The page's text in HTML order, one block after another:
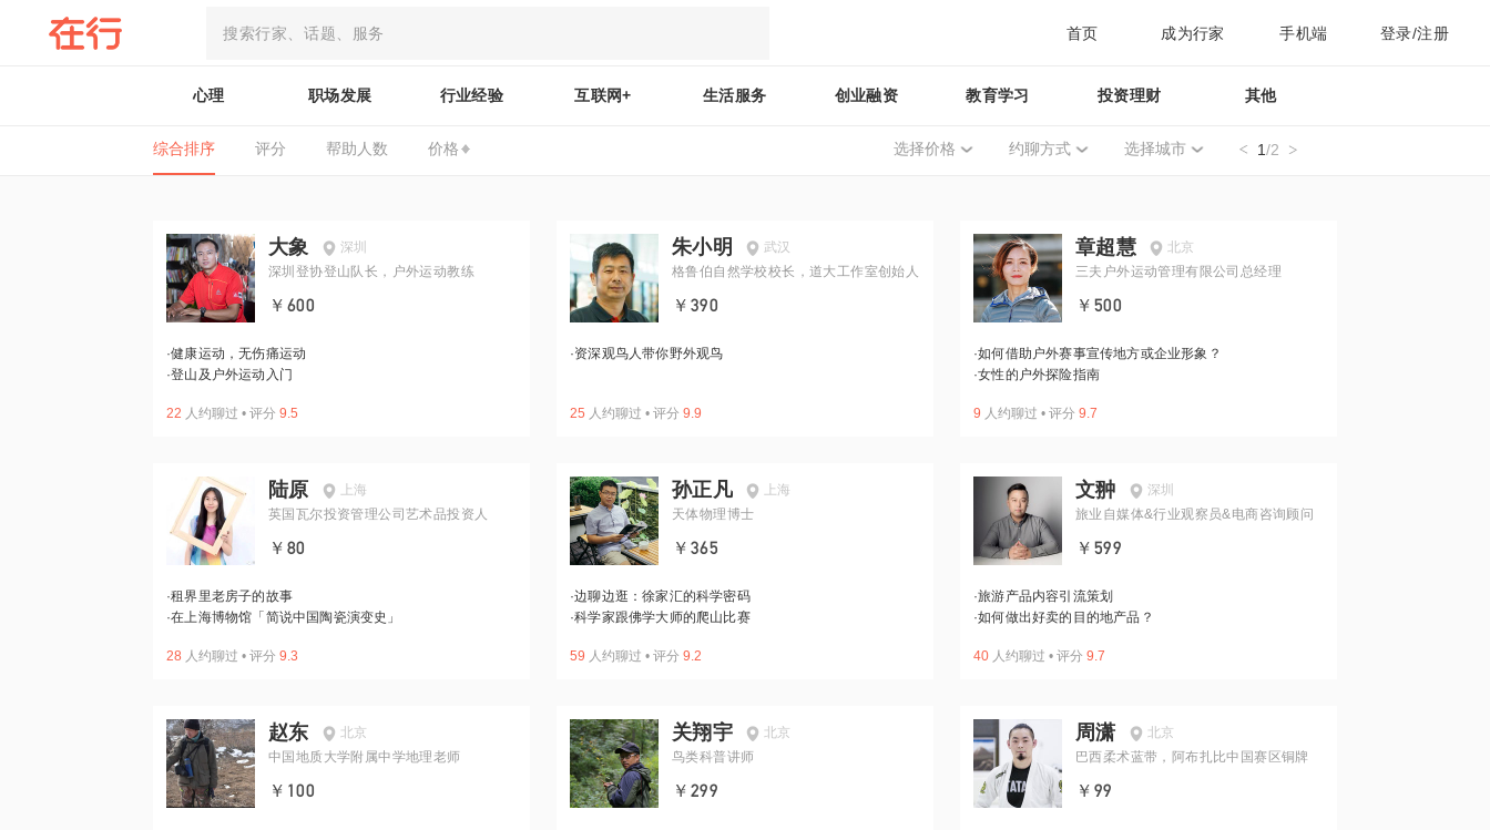
首页 成为行家 手机端 登录/注册
心理 职场发展 行业经验 互联网+ 生活服务 创业融资 教育学习 投资理财 其他
综合排序 评分 帮助人数 价格 选择价格 约聊方式 选择城市 1/2
大象
深圳
深圳登协登山队长，户外运动教练
￥600
·健康运动，无伤痛运动
·登山及户外运动入门
22 人约聊过 • 评分 9.5
朱小明
武汉
格鲁伯自然学校校长，道大工作室创始人
￥390
·资深观鸟人带你野外观鸟
25 人约聊过 • 评分 9.9
章超慧
北京
三夫户外运动管理有限公司总经理
￥500
·如何借助户外赛事宣传地方或企业形象？
·女性的户外探险指南
9 人约聊过 • 评分 9.7
陆原
上海
英国瓦尔投资管理公司艺术品投资人
￥80
·租界里老房子的故事
·在上海博物馆「简说中国陶瓷演变史」
28 人约聊过 • 评分 9.3
孙正凡
上海
天体物理博士
￥365
·边聊边逛：徐家汇的科学密码
·科学家跟佛学大师的爬山比赛
59 人约聊过 • 评分 9.2
文翀
深圳
旅业自媒体&行业观察员&电商咨询顾问
￥599
·旅游产品内容引流策划
·如何做出好卖的目的地产品？
40 人约聊过 • 评分 9.7
赵东
北京
中国地质大学附属中学地理老师
￥100
关翔宇
北京
鸟类科普讲师
￥299
周潇
北京
巴西柔术蓝带，阿布扎比中国赛区铜牌
￥99